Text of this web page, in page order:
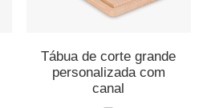
Tábua de corte grande
personalizada com
canal